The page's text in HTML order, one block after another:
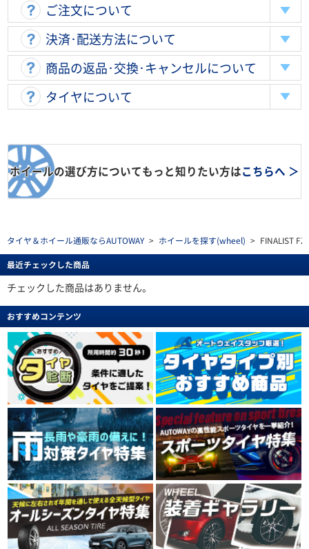
ご注文について
決済･配送方法について
商品の返品･交換･キャンセルについて
タイヤについて
ホイールの選び方についてもっと知りたい方はこちらへ ＞
タイヤ＆ホイール通販ならAUTOWAY > ホイールを探す(wheel) > FINALIST
最近チェックした商品
チェックした商品はありません。
おすすめコンテンツ